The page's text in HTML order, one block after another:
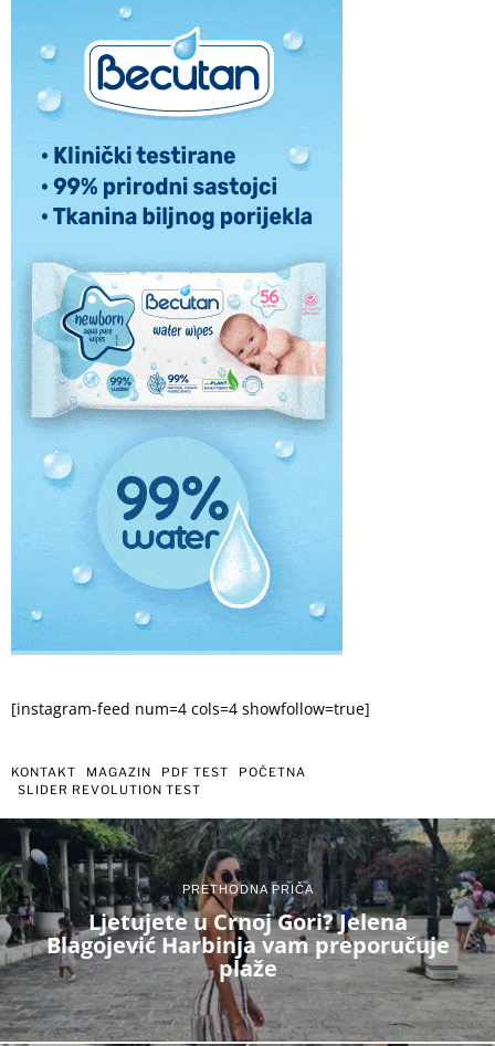
[instagram-feed num=4 cols=4 showfollow=true]
KONTAKT MAGAZIN PDF TEST
POČETNA
SLIDER REVOLUTION TEST
PRETHODNA PRIČA
Ljetujete u Crnoj Gori? Jelena
Blagojević Harbinja vam preporučuje
plaže